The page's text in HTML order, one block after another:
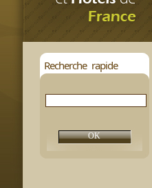
Recherche rapide